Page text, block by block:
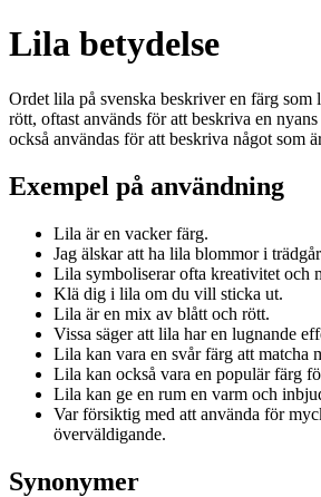
Lila betydelse
Ordet lila på svenska beskriver en färg som
rött, oftast används för att beskriva en
också användas för att beskriva något som
Exempel på användning
Lila är en vacker färg.
Jag älskar att ha lila blommor i
Lila symboliserar ofta kreativitet och
Klä dig i lila om du vill sticka ut.
Lila är en mix av blått och rött.
Vissa säger att lila har en lugnande
Lila kan vara en svår färg att matcha
Lila kan också vara en populär färg
Lila kan ge en rum en varm och
Var försiktig med att använda för
överväldigande.
Synonymer